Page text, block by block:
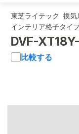
東芝ライテック 換気
インテリア格子タイ
DVF-
比較する